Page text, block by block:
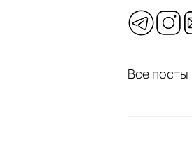
Все посты